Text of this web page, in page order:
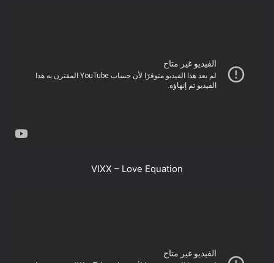
VIXX – Love Equation